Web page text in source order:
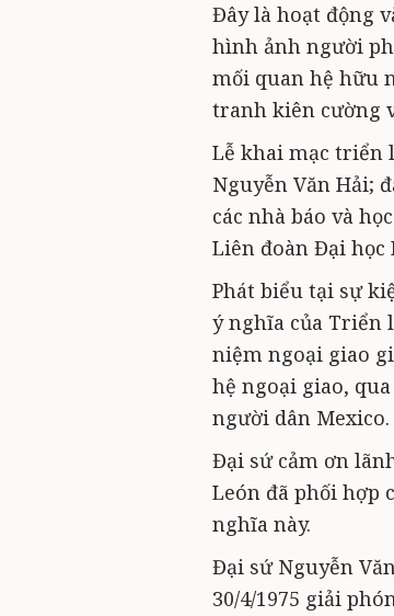
Đây là hoạt động
hình ảnh người
mối quan hệ hữu
tranh kiên cường
Lễ khai mạc triển
Nguyễn Văn Hải;
các nhà báo và
Liên đoàn Đại học
Phát biểu tại sự
ý nghĩa của Triển
niệm ngoại giao
hệ ngoại giao,
người dân Mexico.
Đại sứ cảm ơn
León đã phối hợp
nghĩa này.
Đại sứ Nguyễn
30/4/1975 giải